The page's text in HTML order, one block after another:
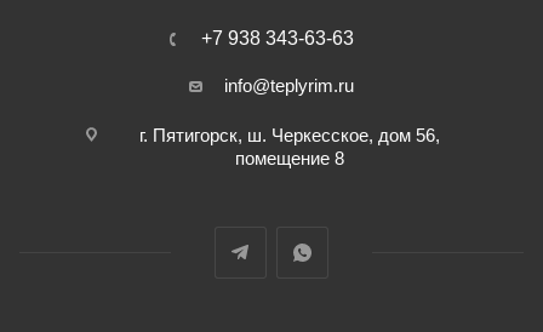
+7 938 343-63-63
info@teplyrim.ru
г. Пятигорск, ш. Черкесское, дом 56,
помещение 8